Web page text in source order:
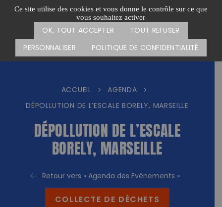
Ce site utilise des cookies et vous donne le contrôle sur ce que
vous souhaitez activer
OK, TOUT ACCEPTER
TOUT REFUSER
PERSONNALISER
POLITIQUE DE CONFIDENTIALITÉ
Passer
Menu
CARTE DES ACTIONS FAIRE UN DON
ACCUEIL > AGENDA
>
DÉPOLLUTION DE L’ESCALE BORELY, MARSEILLE
DÉPOLLUTION DE L’ESCALE
BORELY, MARSEILLE
Retour vers « Agenda des Evénements »
COLLECTE DE DÉCHETS